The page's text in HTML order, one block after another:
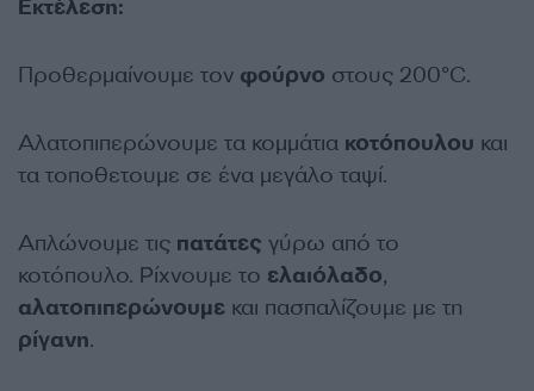
Εκτέλεση:
Προθερμαίνουμε τον φούρνο στους 200°C.
Αλατοπιπερώνουμε τα κομμάτια κοτόπουλου και
τα τοποθετουμε σε ένα μεγάλο ταψί.
Απλώνουμε τις πατάτες γύρω από το
κοτόπουλο. Ρίχνουμε το ελαιόλαδο,
αλατοπιπερώνουμε και πασπαλίζουμε με τη
ρίγανη.